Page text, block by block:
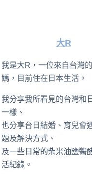
大R
我是大R，一位來自台灣
媽，目前住在日本生活。
我分享我所看見的台灣和
一樣、
也分享台日結婚、育兒會
題及解決方式、
及一些日常的柴米油鹽醬
活紀錄。